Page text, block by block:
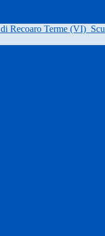
di Recoaro Terme (VI)